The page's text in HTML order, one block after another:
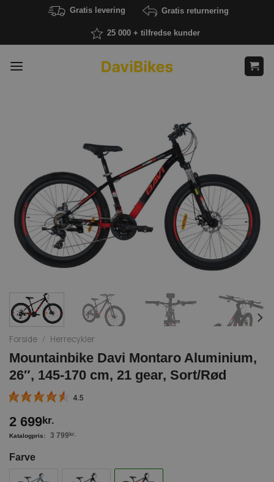
Gratis levering Gratis returnering
25 000 + tilfredse kunder
Forside / Herrecykler
Mountainbike Davi Montaro Aluminium,
26″, 145-170 cm, 21 gear, Sort/Rød
4.5
2 699kr.
3 799 kr.
Farve